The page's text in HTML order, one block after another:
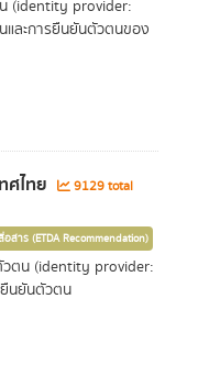
(identity provider:
และการยืนยันตัวตนของ
ศไทย
9129 total
อสาร (ETDA Recommendation)
ตน (identity provider:
ยืนยันตัวตน